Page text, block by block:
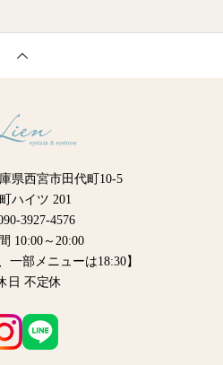
県西宮市田代町10-5
ハイツ 201
3927-4576
10:00～20:00
一部メニューは18:30】
日 不定休